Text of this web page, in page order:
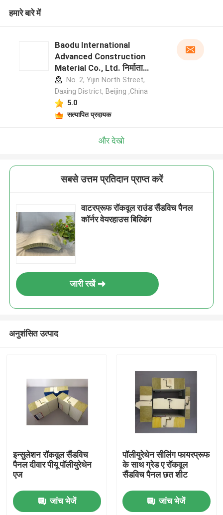
हमारे बारे में
Baodu International
Advanced Construction
Material Co., Ltd. निर्माता
प्रोफ़ाइलNo. 2, Yijin North Street,
Daxing District, Beijing ,China
5.0
सत्यापित प्रदायक
और देखो
सबसे उत्तम प्रतिदान प्राप्त करें
वाटरप्रूफ रॉकवूल राउंड सैंडविच पैनल
कॉर्नर वेयरहाउस बिल्डिंग
जारी रखें
अनुशंसित उत्पाद
इन्सुलेशन रॉकवूल सैंडविच
पैनल दीवार पीयू पॉलीयुरेथेन
एज
जांच भेजें
पॉलीयुरेथेन सीलिंग फायरप्रूफ
के साथ ग्रेड ए रॉकवूल
सैंडविच पैनल छत शीट
जांच भेजें